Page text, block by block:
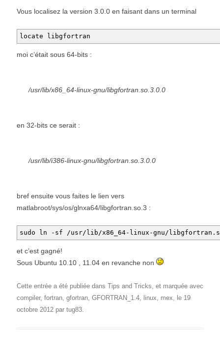
Vous localisez la version 3.0.0 en faisant dans un terminal
locate libgfortran
moi c’était sous 64-bits :
/usr/lib/x86_64-linux-gnu/libgfortran.so.3.0.0
en 32-bits ce serait :
/usr/lib/i386-linux-gnu/libgfortran.so.3.0.0
bref ensuite vous faites le lien vers
matlabroot/sys/os/glnxa64/libgfortran.so.3 :
sudo ln -sf /usr/lib/x86_64-linux-gnu/
et c’est gagné!
Sous Ubuntu 10.10 , 11.04 en revanche non
Cette entrée a été publiée dans Tips and Tricks, et marquée avec
compiler, fortran, gfortran, GFORTRAN_1.4, linux, mex, le 19
octobre 2012 par tug83.